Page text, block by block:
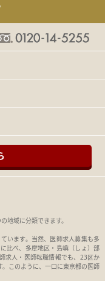
地域に分類できます。
います。当然、医師求人募集も多
比べ、多摩地区・島嶼（しょ）部
求人・医師転職情報でも、23区か
このように、一口に東京都の医師